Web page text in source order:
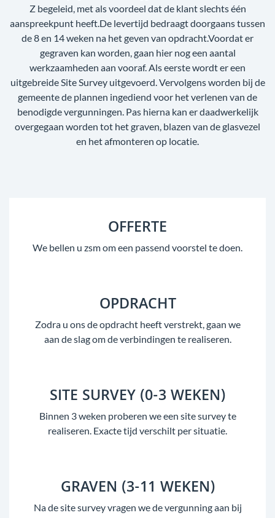
Z begeleid, met als voordeel dat de klant slechts één
aanspreekpunt heeft.De levertijd bedraagt doorgaans tussen
de 8 en 14 weken na het geven van opdracht.Voordat er
gegraven kan worden, gaan hier nog een aantal
werkzaamheden aan vooraf. Als eerste wordt er een
uitgebreide Site Survey uitgevoerd. Vervolgens worden bij de
gemeente de plannen ingediend voor het verlenen van de
benodigde vergunningen. Pas hierna kan er daadwerkelijk
overgegaan worden tot het graven, blazen van de glasvezel
en het afmonteren op locatie.
OFFERTE
We bellen u zsm om een passend voorstel te doen.
OPDRACHT
Zodra u ons de opdracht heeft verstrekt, gaan we
aan de slag om de verbindingen te realiseren.
SITE SURVEY (0-3 WEKEN)
Binnen 3 weken proberen we een site survey te
realiseren. Exacte tijd verschilt per situatie.
GRAVEN (3-11 WEKEN)
Na de site survey vragen we de vergunning aan bij